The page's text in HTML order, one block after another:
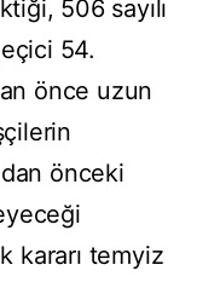
506 sayılı
54.
önce uzun
önceki
kararı temyiz